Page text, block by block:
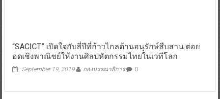
“SACICT” เปิดใจกับสี่ปีที่ก้าวไกลด้านอนุรักษ์สืบสาน ต่อย
อดเชิงพาณิชย์ให้งานศิลปหัตกรรมไทยในเวทีโลก
September 19, 2019 กองบรรณาธิการ 0